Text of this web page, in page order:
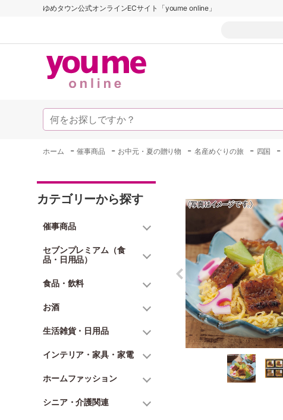
ゆめタウン公式オンラインECサイト「youme online」
ホーム -催事商品 - お中元・夏の贈り物 - 名産めぐりの旅 - 四国 -
カテゴリーから探す
催事商品
セブンプレミアム（食
品・日用品）
食品・飲料
お酒
生活雑貨・日用品
インテリア・家具・家電
ホームファッション
シニア・介護関連